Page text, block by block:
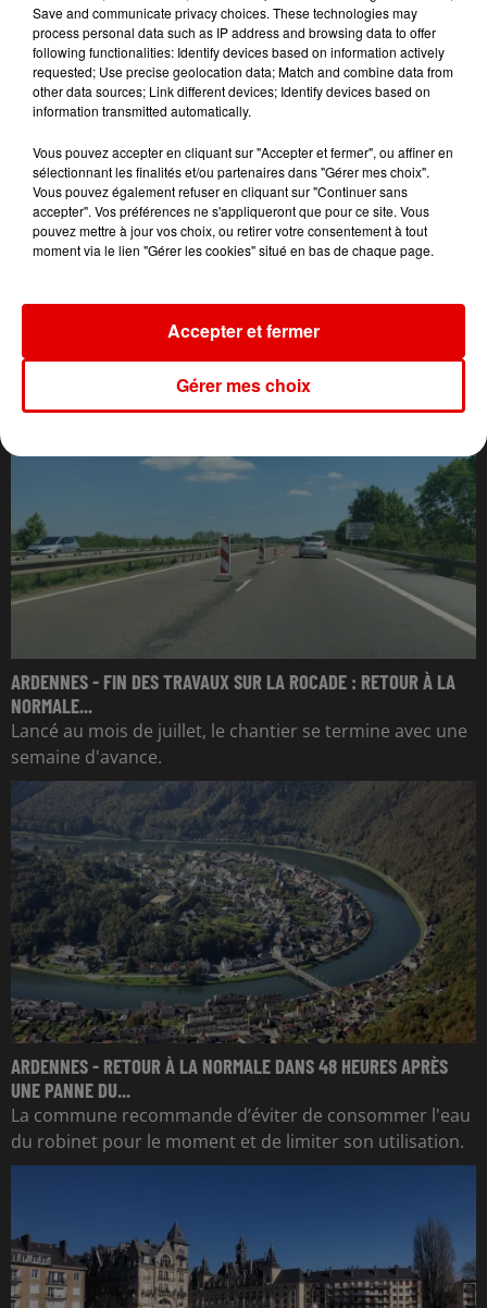
L'ACTU DES ARDENNES
ARDENNES - FIN DES TRAVAUX SUR LA ROCADE : RETOUR À LA
NORMALE...
Lancé au mois de juillet, le chantier se termine avec une
semaine d'avance.
ARDENNES - RETOUR À LA NORMALE DANS 48 HEURES APRÈS
UNE PANNE DU...
La commune recommande d’éviter de consommer l'eau
du robinet pour le moment et de limiter son utilisation.
Save and communicate privacy choices. These technologies may
process personal data such as IP address and browsing data to offer
following functionalities: Identify devices based on information actively
requested; Use precise geolocation data; Match and combine data from
other data sources; Link different devices; Identify devices based on
information transmitted automatically.
Vous pouvez accepter en cliquant sur "Accepter et fermer", ou affiner en
sélectionnant les finalités et/ou partenaires dans "Gérer mes choix".
Vous pouvez également refuser en cliquant sur "Continuer sans
accepter". Vos préférences ne s'appliqueront que pour ce site. Vous
pouvez mettre à jour vos choix, ou retirer votre consentement à tout
moment via le lien "Gérer les cookies" situé en bas de chaque page.
Gérer mes choix
Accepter et fermer